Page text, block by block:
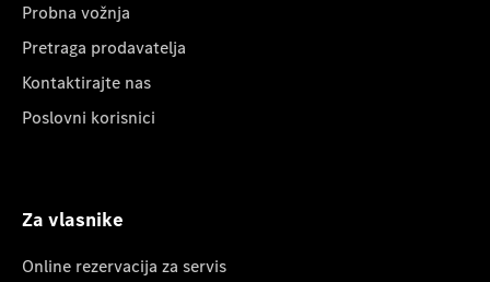
Probna vožnja
Pretraga prodavatelja
Kontaktirajte nas
Poslovni korisnici
Za vlasnike
Online rezervacija za servis